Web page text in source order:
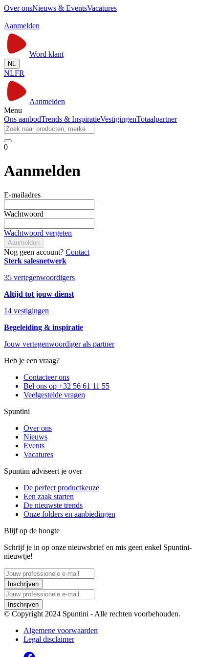
Over onsNieuws & EventsVacatures
Aanmelden
Word klant
NL
NLFR
Aanmelden
Menu
Ons aanbodTrends & InspiratieVestigingenTotaalpartner
0
Aanmelden
E-mailadres
Wachtwoord
Wachtwoord vergeten
Aanmelden
Nog geen account? Contact
Sterk salesnetwerk
35 vertegenwoordigers
Altijd tot jouw dienst
14 vestigingen
Begeleiding & inspiratie
Jouw vertegenwoordiger als partner
Heb je een vraag?
Contacteer ons
Bel ons op +32 56 61 11 55
Veelgestelde vragen
Spuntini
Over ons
Nieuws
Events
Vacatures
Spuntini adviseert je over
De perfect productkeuze
Een zaak starten
De nieuwste trends
Onze folders en aanbiedingen
Blijf op de hoogte
Schrijf je in op onze nieuwsbrief en mis geen enkel Spuntini-
nieuwtje!
Inschrijven
Inschrijven
© Copyright 2024 Spuntini - Alle rechten voorbehouden.
Algemene voorwaarden
Legal disclaimer